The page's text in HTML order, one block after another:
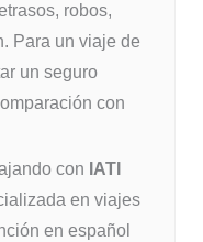
robos,
Para un viaje de
un seguro
con
con IATI
en viajes
en español